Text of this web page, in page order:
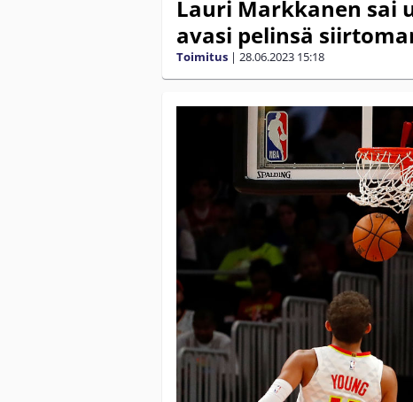
Lauri Markkanen sai
avasi pelinsä
Toimitus | 28.06.2023 15:18